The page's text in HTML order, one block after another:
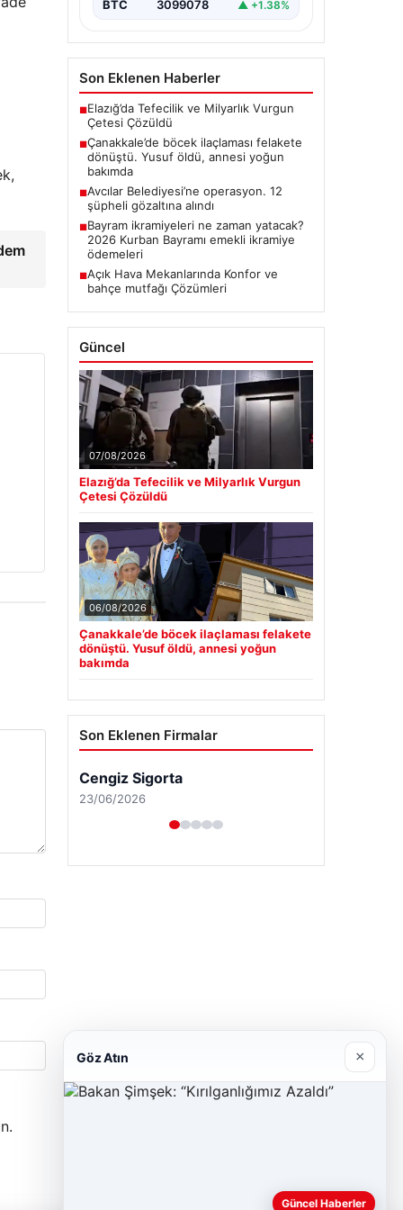
BTC 3099078 ▲ +1.38%
Son Eklenen Haberler
■Elazığ’da Tefecilik ve Milyarlık Vurgun
Çetesi Çözüldü
■Çanakkale’de böcek ilaçlaması felakete
dönüştü. Yusuf öldü, annesi yoğun
bakımda
■Avcılar Belediyesi’ne operasyon. 12
şüpheli gözaltına alındı
■Bayram ikramiyeleri ne zaman yatacak?
2026 Kurban Bayramı emekli ikramiye
ödemeleri
■Açık Hava Mekanlarında Konfor ve
bahçe mutfağı Çözümleri
Güncel
07/08/2026
Elazığ’da Tefecilik ve Milyarlık Vurgun
Çetesi Çözüldü
06/08/2026
Çanakkale’de böcek ilaçlaması felakete
dönüştü. Yusuf öldü, annesi yoğun
bakımda
Son Eklenen Firmalar
Göz Atın ×
Güncel Haberler